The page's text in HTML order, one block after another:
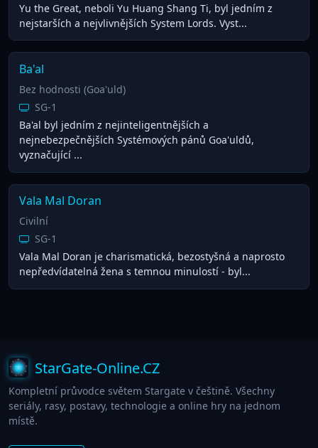
Yu the Great, neboli Yu Huang Shang Ti, byl jedním z
nejstarších a nejvlivnějších System Lords. Vyst...
Ba'al
Bez hodnosti (Goa'uld)
SG-1
Ba'al byl jedním z nejinteligentnějších a
nejnebezpečnějších Systémových pánů Goa'uldů,
vyznačující ...
Vala Mal Doran
Civilní
SG-1
Vala Mal Doran je charismatická, bezostyšná a naprosto
nepředvídatelná žena s temnou minulostí - byl...
StarGate-Online.CZ
Kompletní průvodce světem Stargate v češtině. Všechny
seriály, rasy, postavy, technologie a online hry na jednom
místě.